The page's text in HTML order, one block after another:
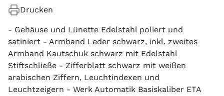
Drucken
- Gehäuse und Lünette Edelstahl poliert und
satiniert - Armband Leder schwarz, inkl. zweites
Armband Kautschuk schwarz mit Edelstahl
Stiftschließe - Zifferblatt schwarz mit weißen
arabischen Ziffern, Leuchtindexen und
Leuchtzeigern - Werk Automatik Basiskaliber ETA